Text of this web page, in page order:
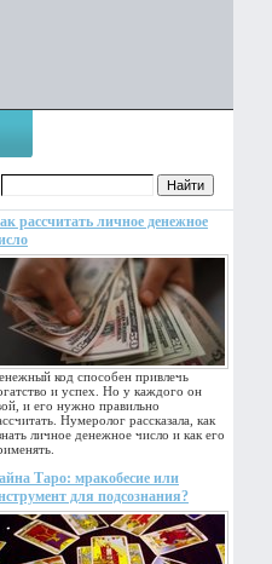
рассчитать личное денежное
код способен привлечь
и успех. Но у каждого он
и его нужно правильно
Нумеролог рассказала, как
личное денежное число и как его
Таро: мракобесие или
для подсознания?